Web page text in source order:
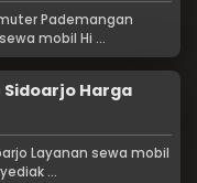
Pademangan
mobil Hi ...
Sidoarjo Harga
Layanan sewa mobil
...